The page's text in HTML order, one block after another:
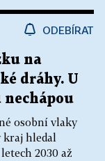
ODEBÍRAT
na
dráhy. U
osobní vlaky
kraj hledal
2030 až